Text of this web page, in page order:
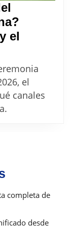
el
el
canales
completa de
desde